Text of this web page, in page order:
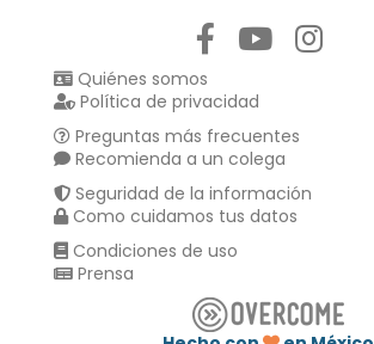
Quiénes somos
Política de privacidad
Preguntas más frecuentes
Recomienda a un colega
Seguridad de la información
Como cuidamos tus datos
Condiciones de uso
Prensa